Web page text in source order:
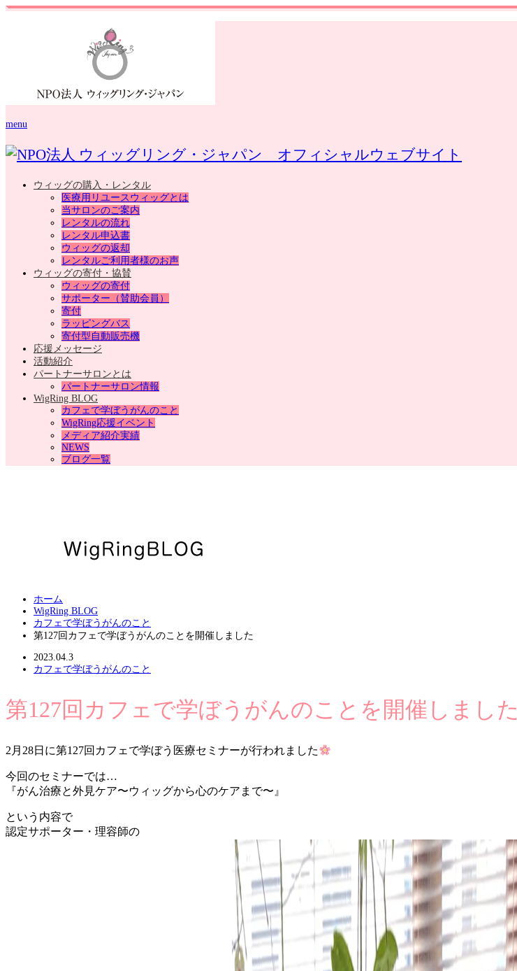
menu
ウィッグの購入・レンタル
医療用リユースウィッグとは
当サロンのご案内
レンタルの流れ
レンタル申込書
ウィッグの返却
レンタルご利用者様のお声
ウィッグの寄付・協賛
ウィッグの寄付
サポーター（賛助会員）
寄付
ラッピングバス
寄付型自動販売機
応援メッセージ
活動紹介
パートナーサロンとは
パートナーサロン情報
WigRing BLOG
カフェで学ぼうがんのこと
WigRing応援イベント
メディア紹介実績
NEWS
ブログ一覧
ホーム
WigRing BLOG
カフェで学ぼうがんのこと
第127回カフェで学ぼうがんのことを開催しました
2023.04.3
カフェで学ぼうがんのこと
第127回カフェで学ぼうがんのことを開催しました
2月28日に第127回カフェで学ぼう医療セミナーが行われました
今回のセミナーでは…
『がん治療と外見ケア〜ウィッグから心のケアまで〜』
という内容で
認定サポーター・理容師の